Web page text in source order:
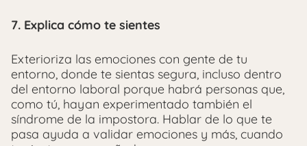
7. Explica cómo te sientes
Exterioriza las emociones con gente de tu
entorno, donde te sientas segura, incluso dentro
del entorno laboral porque habrá personas que,
como tú, hayan experimentado también el
síndrome de la impostora. Hablar de lo que te
pasa ayuda a validar emociones y más, cuando